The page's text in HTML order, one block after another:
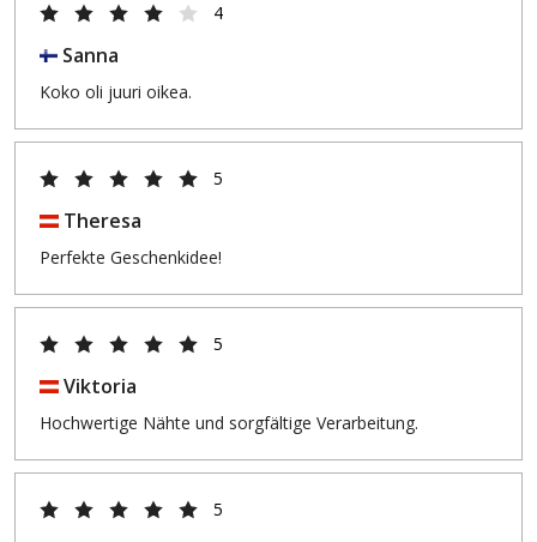
4
Sanna
Koko oli juuri oikea.
5
Theresa
Perfekte Geschenkidee!
5
Viktoria
Hochwertige Nähte und sorgfältige Verarbeitung.
5